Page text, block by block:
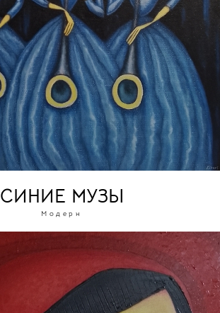
СИНИЕ МУЗЫ
Модерн